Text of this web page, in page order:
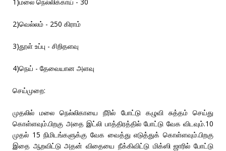
2)வெல்லம் - 250 கிராம்
3)தூள் உப்பு - சிறிதளவு
4)நெய் - தேவையான அளவு
செய்முறை:
முதலில் மலை நெல்லிகாயை நீரில் போட்டு கழுவி சுத்தம் செய்து
கொள்ளவும்.பிறகு அதை இட்லி பாத்திரத்தில் போட்டு வேக விடவும்.10
முதல் 15 நிமிடங்களுக்கு வேக வைத்து எடுத்துக் கொள்ளவும்.பிறகு
இதை ஆறவிட்டு அதன் விதையை நீக்கிவிட்டு மிக்ஸி ஜாரில் போட்டு